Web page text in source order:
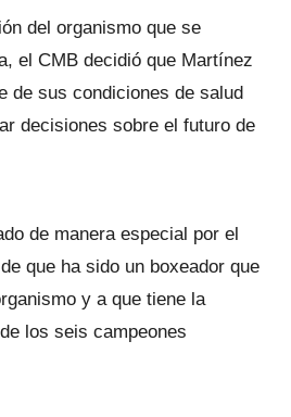
del organismo que se
el CMB decidió que Martínez
de sus condiciones de salud
decisiones sobre el futuro de
de manera especial por el
que ha sido un boxeador que
y a que tiene la
los seis campeones